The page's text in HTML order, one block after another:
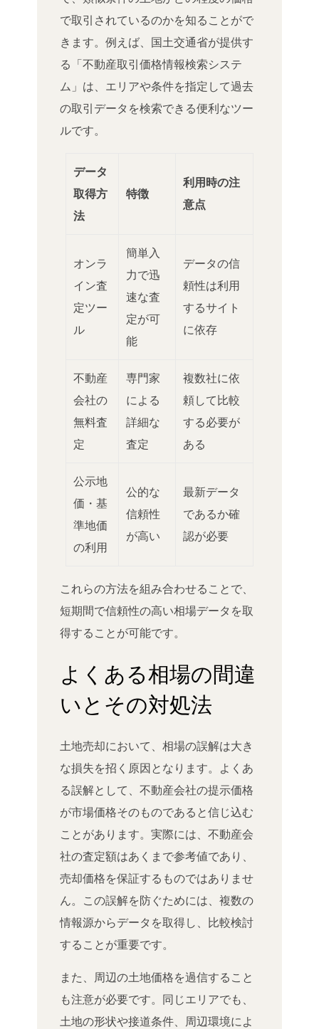
で取引されているのかを知ることがで
きます。例えば、国土交通省が提供す
る「不動産取引価格情報検索システ
ム」は、エリアや条件を指定して過去
の取引データを検索できる便利なツー
ルです。
データ
取得方
法
特徴
利用時の注
意点
オンラ
イン査
定ツー
ル
簡単入
力で迅
速な査
定が可
能
データの信
頼性は利用
するサイト
に依存
不動産
会社の
無料査
定
専門家
による
詳細な
査定
複数社に依
頼して比較
する必要が
ある
公示地
価・基
準地価
の利用
公的な
信頼性
が高い
最新データ
であるか確
認が必要
これらの方法を組み合わせることで、
短期間で信頼性の高い相場データを取
得することが可能です。
よくある相場の間違
いとその対処法
土地売却において、相場の誤解は大き
な損失を招く原因となります。よくあ
る誤解として、不動産会社の提示価格
が市場価格そのものであると信じ込む
ことがあります。実際には、不動産会
社の査定額はあくまで参考値であり、
売却価格を保証するものではありませ
ん。この誤解を防ぐためには、複数の
情報源からデータを取得し、比較検討
することが重要です。
また、周辺の土地価格を過信すること
も注意が必要です。同じエリアでも、
土地の形状や接道条件、周辺環境によ